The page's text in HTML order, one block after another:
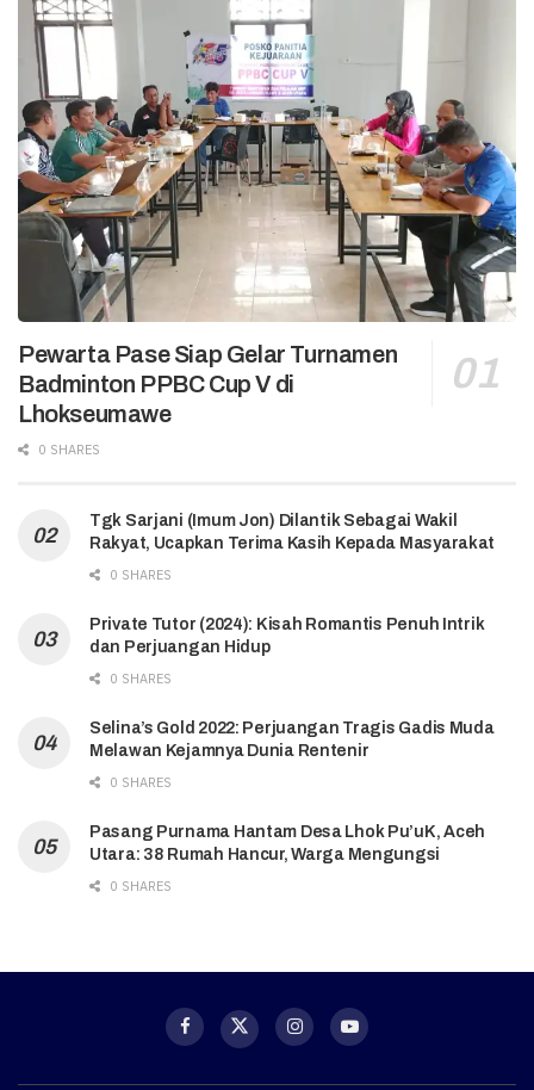
Pewarta Pase Siap Gelar Turnamen
Badminton PPBC Cup V di
Lhokseumawe
0 SHARES
Tgk Sarjani (Imum Jon) Dilantik Sebagai Wakil
Rakyat, Ucapkan Terima Kasih Kepada Masyarakat
0 SHARES
Private Tutor (2024): Kisah Romantis Penuh Intrik
dan Perjuangan Hidup
0 SHARES
Selina’s Gold 2022: Perjuangan Tragis Gadis Muda
Melawan Kejamnya Dunia Rentenir
0 SHARES
Pasang Purnama Hantam Desa Lhok Pu’uK, Aceh
Utara: 38 Rumah Hancur, Warga Mengungsi
0 SHARES